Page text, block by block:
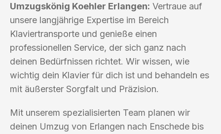
Umzugskönig Koehler Erlangen: Vertraue auf
unsere langjährige Expertise im Bereich
Klaviertransporte und genieße einen
professionellen Service, der sich ganz nach
deinen Bedürfnissen richtet. Wir wissen, wie
wichtig dein Klavier für dich ist und behandeln es
mit äußerster Sorgfalt und Präzision.
Mit unserem spezialisierten Team planen wir
deinen Umzug von Erlangen nach Enschede bis